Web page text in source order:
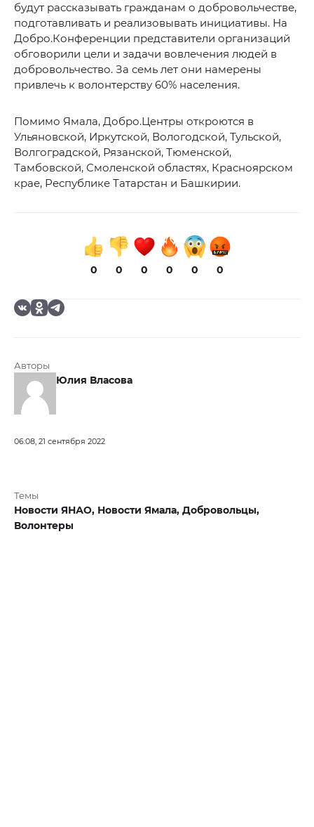
будут рассказывать гражданам о добровольчестве,
подготавливать и реализовывать инициативы. На
Добро.Конференции представители организаций
обговорили цели и задачи вовлечения людей в
добровольчество. За семь лет они намерены
привлечь к волонтерству 60% населения.
Помимо Ямала, Добро.Центры откроются в
Ульяновской, Иркутской, Вологодской, Тульской,
Волгоградской, Рязанской, Тюменской,
Тамбовской, Смоленской областях, Красноярском
крае, Республике Татарстан и Башкирии.
0 0 0 0 0 0
Авторы
Юлия Власова
06:08, 21 сентября 2022
Темы
Новости ЯНАО, Новости Ямала, Добровольцы,
Волонтеры